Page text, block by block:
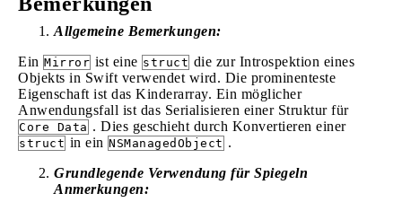
Allgemeine Bemerkungen:
Ein Mirror ist eine struct die zur Introspektion eines
Objekts in Swift verwendet wird. Die prominenteste
Eigenschaft ist das Kinderarray. Ein möglicher
Anwendungsfall ist das Serialisieren einer Struktur für
Core Data . Dies geschieht durch Konvertieren einer
struct in ein NSManagedObject .
Grundlegende Verwendung für Spiegeln
Anmerkungen: